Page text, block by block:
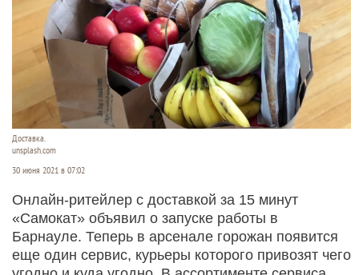
Доставка.
unsplash.com
30 июня 2021 в 07:02
Онлайн-ритейлер с доставкой за 15 минут
«Самокат» объявил о запуске работы в
Барнауле. Теперь в арсенале горожан появится
еще один сервис, курьеры которого привозят чего